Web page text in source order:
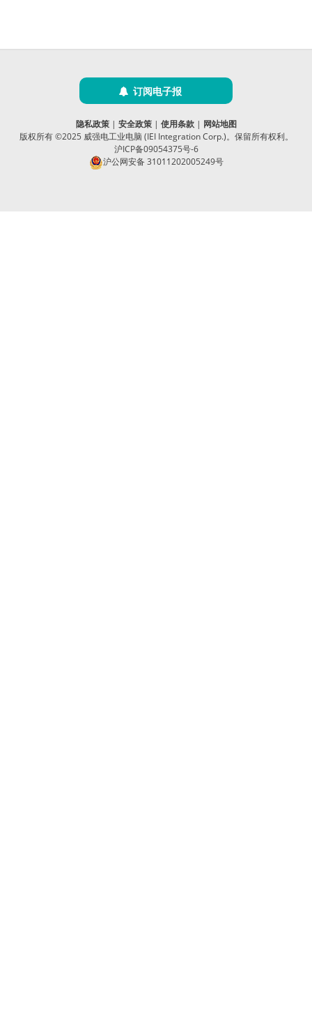
订阅电子报
隐私政策| 安全政策| 使用条款| 网站地图
版权所有 ©2025 威强电工业电脑 (IEI Integration Corp.)。保留所有权利。
沪ICP备09054375号-6
沪公网安备 31011202005249号